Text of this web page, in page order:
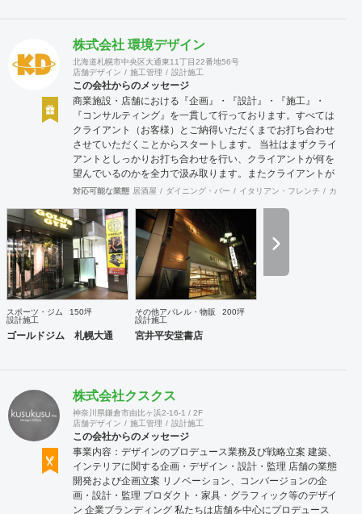
株式会社 環境デザイン
北海道札幌市中央区大通東11丁目22番地56号
店舗デザイン
施工管理 設計施工
この会社からのメッセージ
商業施設・店舗における『企画』・『設計』・『施工』・
『コンサルティング』を一貫して行っております。すべては
クライアント（お客様）とご納得いただくまでお打ち合わせ
させていただくことからスタートします。 当社はまずクライ
アントとしっかりお打ち合わせを行い、クライアントが何を
望んでいるのかを全力で汲み取ります。またクライアントが
思い描いていることをどのように表現していいのかお困りの
培ってきた当社ならではのノウハウでご提案いたします。
対応可能な業態 居酒屋 ダイニング・バー イタリアン・フレンチ カフェ
スポーツ・ジム
150坪
設計施工
ゴールドジム 札幌大通
その他アパレル・物販
200坪
設計施工
宮井平安堂書店
株式会社クスクス
神奈川県鎌倉市由比ヶ浜2-16-1 / 2F
店舗デザイン
施工管理 設計施工
この会社からのメッセージ
事業内容：デザインのプロデュース業務及び戦略立案 建築、
インテリアに関する企画・デザイン・設計・監理 店舗の業態
開発および企画立案 リノベーション、コンバージョンの企
画・設計・監理 プロダクト・家具・グラフィック等のデザイ
ン 企業ブランディング 私たちは店舗を中心にプロデュース